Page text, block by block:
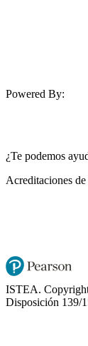
Powered By:
¿Te podemos
Acreditaciones
ISTEA.
Disposición 139/